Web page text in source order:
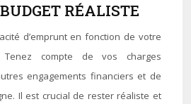
RÉALISTE
d’emprunt en fonction de votre
Tenez compte de vos charges
engagements financiers et de
Il est crucial de rester réaliste et